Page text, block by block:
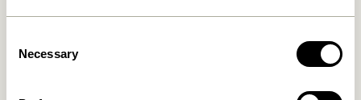
Selection
Necessary
Produits similaires